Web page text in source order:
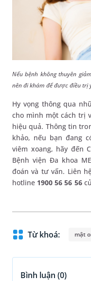
Nếu bệnh không thuyên
nên đi khám để được điều trị
Hy vọng thông qua
cho mình một cách trị
hiệu quả. Thông tin
khảo, nếu bạn đang
viêm xoang, hãy đến
Bệnh viện Đa khoa
đoán và tư vấn. Liên
hotline 1900 56 56 56
Từ khoá: mật
Bình luận (0)